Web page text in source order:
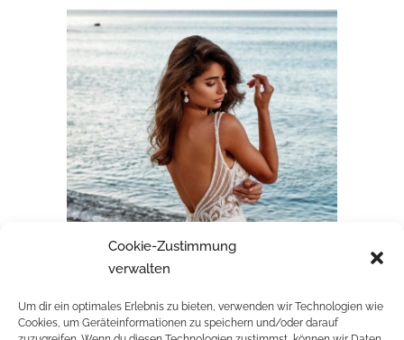
Cookie-Zustimmung
verwalten
Um dir ein optimales Erlebnis zu bieten, verwenden wir Technologien wie
Cookies, um Geräteinformationen zu speichern und/oder darauf